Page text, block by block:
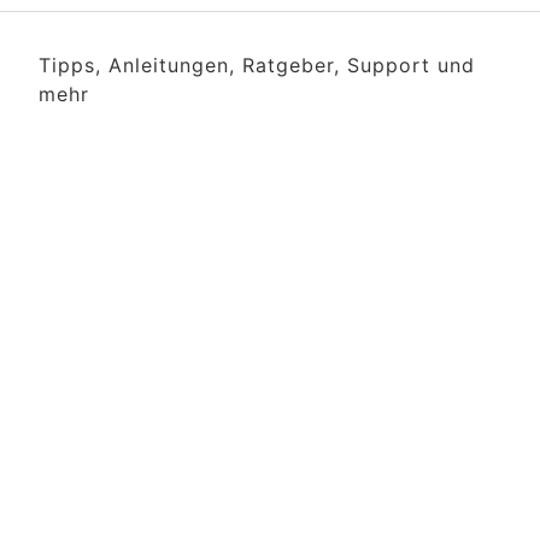
Tipps, Anleitungen, Ratgeber, Support und
mehr